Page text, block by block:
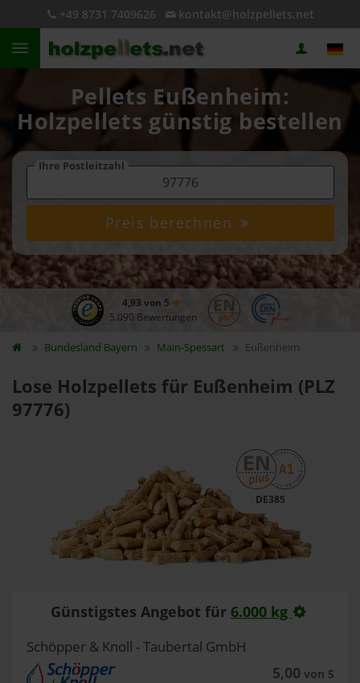
+49 8731 7409626 kontakt@holzpellets.net
Pellets Eußenheim:
Holzpellets günstig bestellen
Ihre Postleitzahl
Preis berechnen
4,93 von 5
5.090 Bewertungen
Bundesland Bayern Main-Spessart Eußenheim
Lose Holzpellets für Eußenheim (PLZ
97776)
DE385
Günstigstes Angebot für 6.000 kg
Schöpper & Knoll - Taubertal GmbH
5,00 von 5